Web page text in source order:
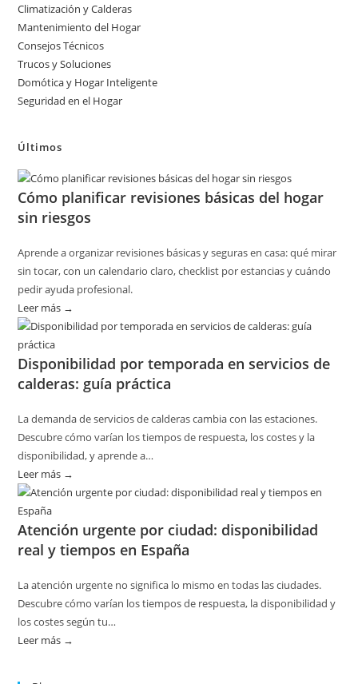
Climatización y Calderas
Mantenimiento del Hogar
Consejos Técnicos
Trucos y Soluciones
Domótica y Hogar Inteligente
Seguridad en el Hogar
Últimos
Cómo planificar revisiones básicas del hogar
sin riesgos
Aprende a organizar revisiones básicas y seguras en casa: qué mirar
sin tocar, con un calendario claro, checklist por estancias y cuándo
pedir ayuda profesional.
Leer más →
Cómo
revisiones
básicas
hogar
sin
Disponibilidad por temporada en servicios de
calderas: guía práctica
La demanda de servicios de calderas cambia con las estaciones.
Descubre cómo varían los tiempos de respuesta, los costes y la
disponibilidad, y aprende a…
Leer más →
Disponibilidad
temporada
en
de
calderas:
Atención urgente por ciudad: disponibilidad
real y tiempos en España
La atención urgente no significa lo mismo en todas las ciudades.
Descubre cómo varían los tiempos de respuesta, la disponibilidad y
los costes según tu…
Leer más →